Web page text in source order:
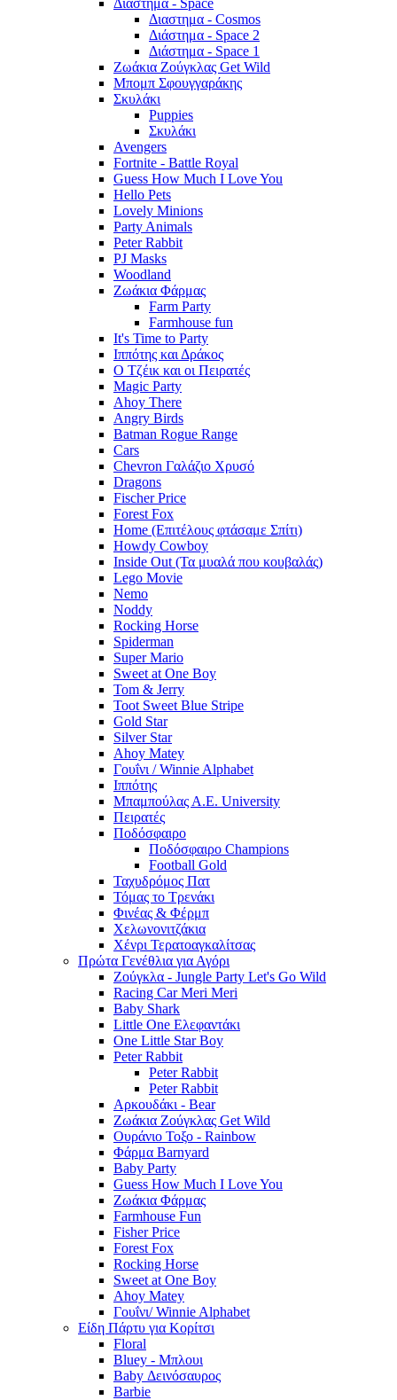
Διάστημα - Space
Διαστημα - Cosmos
Διάστημα - Space 2
Διάστημα - Space 1
Ζωάκια Ζούγκλας Get Wild
Μπομπ Σφουγγαράκης
Σκυλάκι
Puppies
Σκυλάκι
Avengers
Fortnite - Battle Royal
Guess How Much I Love You
Hello Pets
Lovely Minions
Party Animals
Peter Rabbit
PJ Masks
Woodland
Ζωάκια Φάρμας
Farm Party
Farmhouse fun
It's Time to Party
Ιππότης και Δράκος
Ο Τζέικ και οι Πειρατές
Magic Party
Ahoy There
Angry Birds
Batman Rogue Range
Cars
Chevron Γαλάζιο Χρυσό
Dragons
Fischer Price
Forest Fox
Home (Επιτέλους φτάσαμε Σπίτι)
Howdy Cowboy
Inside Out (Τα μυαλά που κουβαλάς)
Lego Movie
Nemo
Noddy
Rocking Horse
Spiderman
Super Mario
Sweet at One Boy
Tom & Jerry
Toot Sweet Blue Stripe
Gold Star
Silver Star
Ahoy Matey
Γουΐνι / Winnie Alphabet
Ιππότης
Μπαμπούλας Α.Ε. University
Πειρατές
Ποδόσφαιρο
Ποδόσφαιρο Champions
Football Gold
Ταχυδρόμος Πατ
Τόμας το Τρενάκι
Φινέας & Φέρμπ
Χελωνονιτζάκια
Χένρι Τερατοαγκαλίτσας
Πρώτα Γενέθλια για Αγόρι
Ζούγκλα - Jungle Party Let's Go Wild
Racing Car Meri Meri
Baby Shark
Little One Ελεφαντάκι
One Little Star Boy
Peter Rabbit
Peter Rabbit
Peter Rabbit
Αρκουδάκι - Bear
Ζωάκια Ζούγκλας Get Wild
Ουράνιο Τοξο - Rainbow
Φάρμα Barnyard
Baby Party
Guess How Much I Love You
Ζωάκια Φάρμας
Farmhouse Fun
Fisher Price
Forest Fox
Rocking Horse
Sweet at One Boy
Ahoy Matey
Γουΐνι/ Winnie Alphabet
Είδη Πάρτυ για Κορίτσι
Floral
Bluey - Μπλουι
Baby Δεινόσαυρος
Barbie